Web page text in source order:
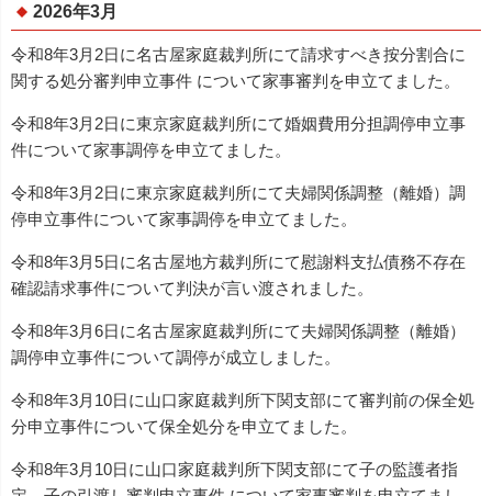
2026年3月
令和8年3月2日に名古屋家庭裁判所にて請求すべき按分割合に
関する処分審判申立事件 について家事審判を申立てました。
令和8年3月2日に東京家庭裁判所にて婚姻費用分担調停申立事
件について家事調停を申立てました。
令和8年3月2日に東京家庭裁判所にて夫婦関係調整（離婚）調
停申立事件について家事調停を申立てました。
令和8年3月5日に名古屋地方裁判所にて慰謝料支払債務不存在
確認請求事件について判決が言い渡されました。
令和8年3月6日に名古屋家庭裁判所にて夫婦関係調整（離婚）
調停申立事件について調停が成立しました。
令和8年3月10日に山口家庭裁判所下関支部にて審判前の保全処
分申立事件について保全処分を申立てました。
令和8年3月10日に山口家庭裁判所下関支部にて子の監護者指